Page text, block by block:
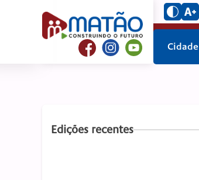
Cidade
Edições recentes